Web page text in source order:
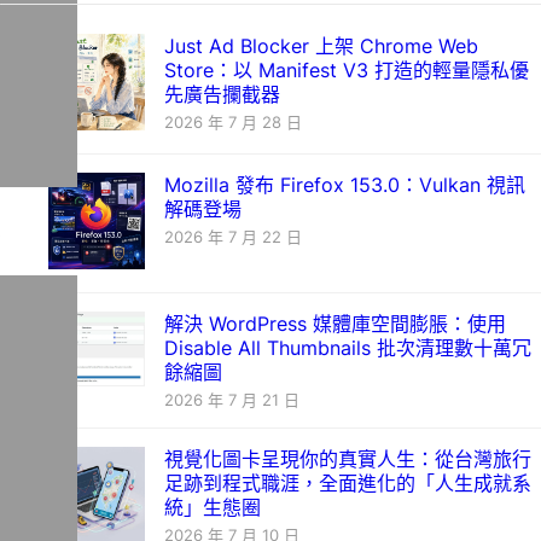
Just Ad Blocker 上架 Chrome Web
Store：以 Manifest V3 打造的輕量隱私優
先廣告攔截器
2026 年 7 月 28 日
Mozilla 發布 Firefox 153.0：Vulkan 視訊
解碼登場
2026 年 7 月 22 日
解決 WordPress 媒體庫空間膨脹：使用
Disable All Thumbnails 批次清理數十萬冗
餘縮圖
2026 年 7 月 21 日
視覺化圖卡呈現你的真實人生：從台灣旅行
足跡到程式職涯，全面進化的「人生成就系
統」生態圈
2026 年 7 月 10 日